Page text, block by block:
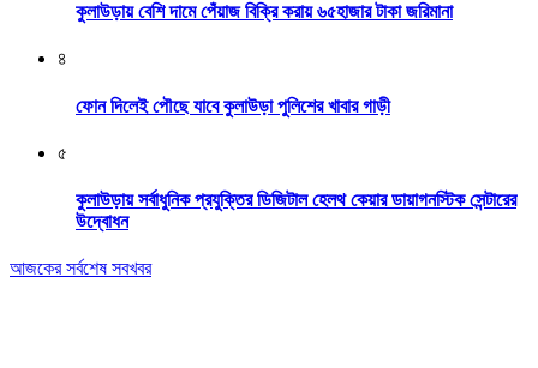
কুলাউড়ায় বেশি দামে পেঁয়াজ বিক্রি করায় ৬৫হাজার টাকা জরিমানা
৪
ফোন দিলেই পৌছে যাবে কুলাউড়া পুলিশের খাবার গাড়ী
৫
কুলাউড়ায় সর্বাধুনিক প্রযুক্তির ডিজিটাল হেলথ কেয়ার ডায়াগনস্টিক সেন্টারের
উদ্বোধন
আজকের সর্বশেষ সবখবর